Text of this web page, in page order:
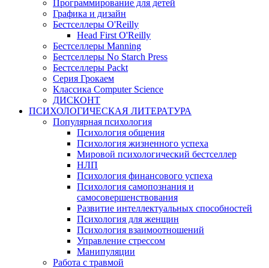
Программирование для детей
Графика и дизайн
Бестселлеры O'Reilly
Head First O'Reilly
Бестселлеры Manning
Бестселлеры No Starch Press
Бестселлеры Packt
Серия Грокаем
Классика Computer Science
ДИСКОНТ
ПСИХОЛОГИЧЕСКАЯ ЛИТЕРАТУРА
Популярная психология
Психология общения
Психология жизненного успеха
Мировой психологический бестселлер
НЛП
Психология финансового успеха
Психология самопознания и
самосовершенствования
Развитие интеллектуальных способностей
Психология для женщин
Психология взаимоотношений
Управление стрессом
Манипуляции
Работа с травмой